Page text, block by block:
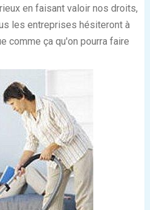
en faisant valoir nos droits,
les entreprises hésiteront à
comme ça qu'on pourra faire